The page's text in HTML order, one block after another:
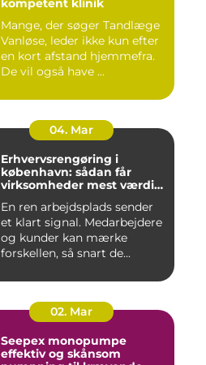
kompetent klinik
Mange, der søger Tandlæge
Vanløse, leder ikke kun efter
en kort afstand hjemmefra.
De vil også have ...
04. Mar
Erhvervsrengøring i
københavn: sådan får
virksomheder mest værdi
En ren arbejdsplads sender
et klart signal. Medarbejdere
og kunder kan mærke
forskellen, så snart de...
02. Mar
Seepex monopumpe
effektiv og skånsom